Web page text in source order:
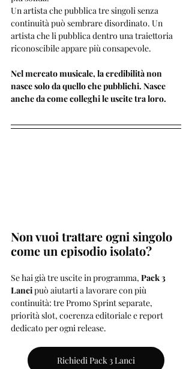
Un artista che pubblica tre singoli senza
continuità può sembrare disordinato. Un
artista che li pubblica dentro una traiettoria
riconoscibile appare più consapevole.
Nel mercato musicale, la credibilità non
nasce solo da quello che pubblichi. Nasce
anche da come colleghi le uscite tra loro.
Non vuoi trattare ogni singolo
come un episodio isolato?
Se hai già tre uscite in programma, Pack 3
Lanci può aiutarti a lavorare con più
continuità: tre Promo Sprint separate,
priorità slot, coerenza editoriale e report
dedicato per ogni release.
Richiedi Pack 3 Lanci